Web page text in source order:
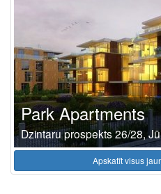
Park Apartments
Dzintaru prospekts 26/28,
Apskatīt visus